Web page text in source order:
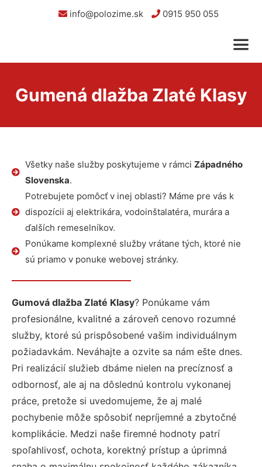
info@polozime.sk 0915 950 055
Gumená dlažba Zlaté Klasy
Všetky naše služby poskytujeme v rámci Západného
Slovenska.
Potrebujete pomôcť v inej oblasti? Máme pre vás k
dispozícii aj elektrikára, vodoinštalatéra, murára a
ďalších remeselníkov.
Ponúkame komplexné služby vrátane tých, ktoré nie
sú priamo v ponuke webovej stránky.
Gumová dlažba Zlaté Klasy? Ponúkame vám
profesionálne, kvalitné a zároveň cenovo rozumné
služby, ktoré sú prispôsobené vašim individuálnym
požiadavkám. Neváhajte a ozvite sa nám ešte dnes.
Pri realizácií služieb dbáme nielen na precíznosť a
odbornosť, ale aj na dôslednú kontrolu vykonanej
práce, pretože si uvedomujeme, že aj malé
pochybenie môže spôsobiť nepríjemné a zbytočné
komplikácie. Medzi naše firemné hodnoty patrí
spoľahlivosť, ochota, korektný prístup a úprimná